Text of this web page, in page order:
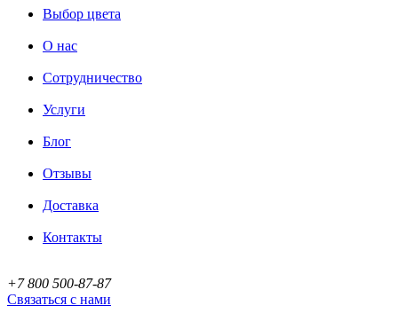
Выбор цвета
О нас
Сотрудничество
Услуги
Блог
Отзывы
Доставка
Контакты
+7 800 500-87-87
Связаться с нами